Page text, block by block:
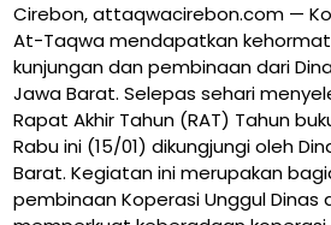
Cirebon, attaqwacirebon.com —
At-Taqwa mendapatkan
kunjungan dan pembinaan dari
Jawa Barat. Selepas sehari
Rapat Akhir Tahun (RAT) Tahun
Rabu ini (15/01) dikungjungi oleh
Barat. Kegiatan ini merupakan
pembinaan Koperasi Unggul Dinas